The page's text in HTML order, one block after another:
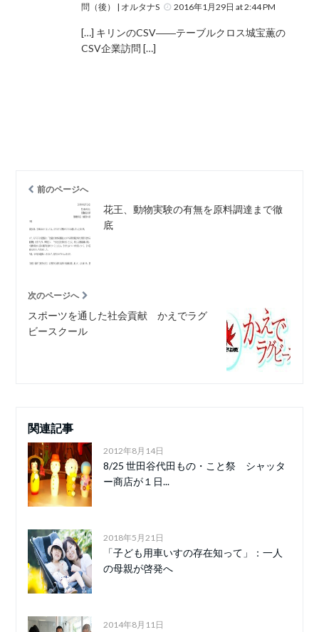
問（後） | オルタナS
2016年1月29日 at 2:44 PM
[…] キリンのCSV――テーブルクロス城宝薫の
CSV企業訪問 […]
前のページへ
花王、動物実験の有無を原料調達まで徹
底
次のページへ
スポーツを通した社会貢献 かえでラグ
ビースクール
関連記事
2012年8月14日
8/25 世田谷代田もの・こと祭 シャッタ
ー商店が１日...
2018年5月21日
「子ども用車いすの存在知って」：一人
の母親が啓発へ
2014年8月11日